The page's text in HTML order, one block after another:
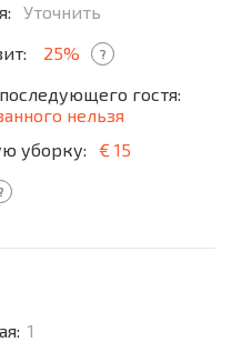
Уточнить
25% ?
гостя:
нельзя
уборку:
€ 15
1